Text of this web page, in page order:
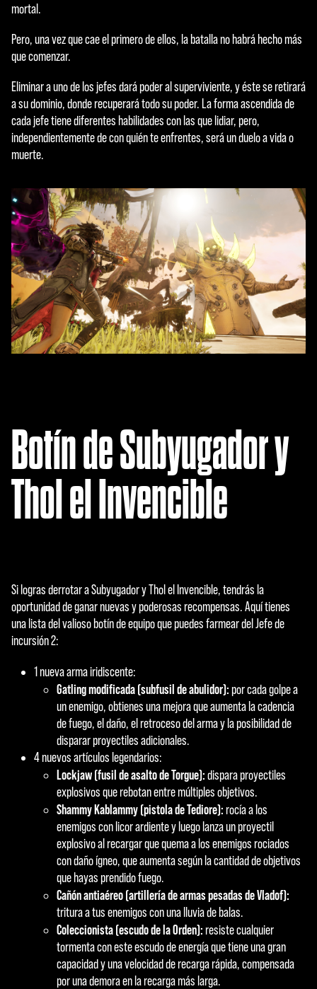
a
y
Al
hace
r clic
en
ptar
y
repr
oduc
ir»,
acep
tas
la
políti
ca
YouT
ube
y la
sfer
enci
servi
dore
s de
Goog
le.
mortal.
Pero, una vez que cae el primero de ellos, la batalla no habrá hecho más
que comenzar.
Eliminar a uno de los jefes dará poder al superviviente, y éste se retirará
a su dominio, donde recuperará todo su poder. La forma ascendida de
cada jefe tiene diferentes habilidades con las que lidiar, pero,
independientemente de con quién te enfrentes, será un duelo a vida o
muerte.
Botín de Subyugador y
Thol el Invencible
Si logras derrotar a Subyugador y Thol el Invencible, tendrás la
oportunidad de ganar nuevas y poderosas recompensas. Aquí tienes
una lista del valioso botín de equipo que puedes farmear del Jefe de
incursión 2:
1 nueva arma iridiscente:
Gatling modificada (subfusil de abulidor): por cada golpe a
un enemigo, obtienes una mejora que aumenta la cadencia
de fuego, el daño, el retroceso del arma y la posibilidad de
disparar proyectiles adicionales.
4 nuevos artículos legendarios:
Lockjaw (fusil de asalto de Torgue):dispara proyectiles
explosivos que rebotan entre múltiples objetivos.
Shammy Kablammy (pistola de Tediore): rocía a los
enemigos con licor ardiente y luego lanza un proyectil
explosivo al recargar que quema a los enemigos rociados
con daño ígneo, que aumenta según la cantidad de objetivos
que hayas prendido fuego.
Cañón antiaéreo (artillería de armas pesadas de Vladof):
tritura a tus enemigos con una lluvia de balas.
Coleccionista (escudo de la Orden): resiste cualquier
tormenta con este escudo de energía que tiene una gran
capacidad y una velocidad de recarga rápida, compensada
por una demora en la recarga más larga.